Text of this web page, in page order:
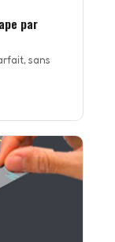
par
sans